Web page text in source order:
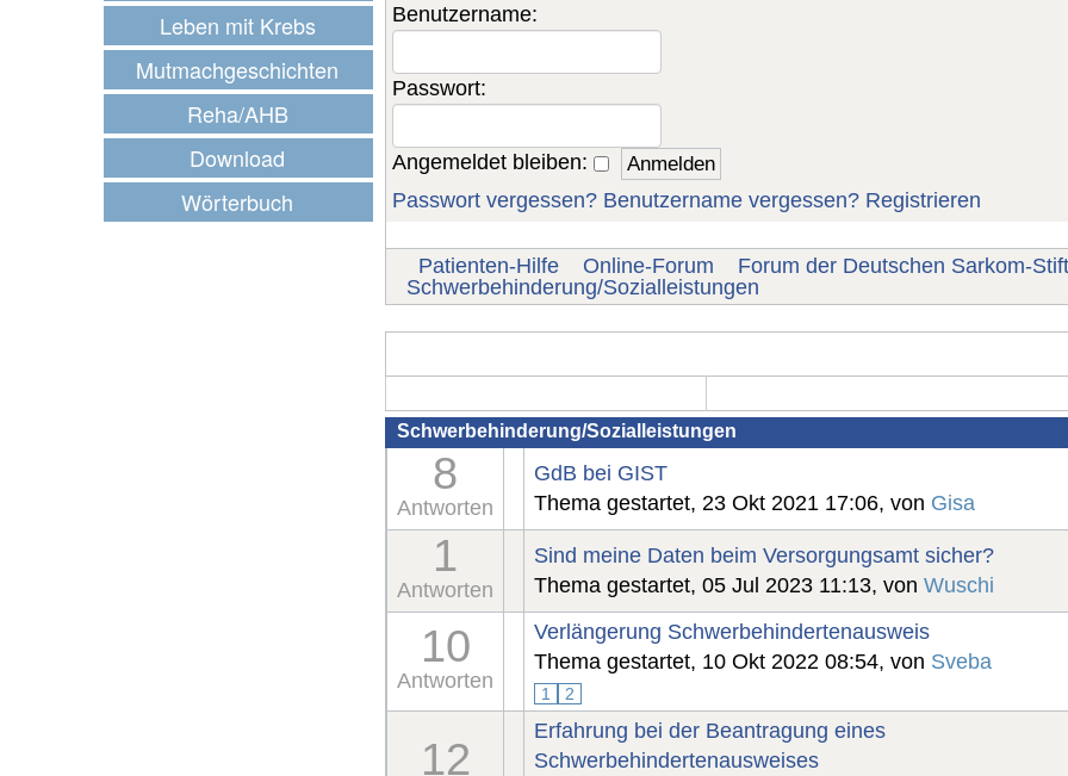
Leben mit Krebs
Mutmachgeschichten
Reha/AHB
Download
Wörterbuch
Benutzername:
Passwort:
Angemeldet bleiben:
Passwort vergessen? Benutzername vergessen? Registrieren
Patienten-Hilfe Online-Forum
Forum der Deutschen Sarkom-
Schwerbehinderung/Sozialleistungen
Schwerbehinderung/Sozialleistungen
8
Antworten
GdB bei GIST
Thema gestartet, 23 Okt 2021 17:06, von Gisa
1
Antworten
Sind meine Daten beim Versorgungsamt sicher?
Thema gestartet, 05 Jul 2023 11:13, von Wuschi
10
Antworten
Verlängerung Schwerbehindertenausweis
Thema gestartet, 10 Okt 2022 08:54, von Sveba
1 2
12
Erfahrung bei der Beantragung eines
Schwerbehindertenausweises